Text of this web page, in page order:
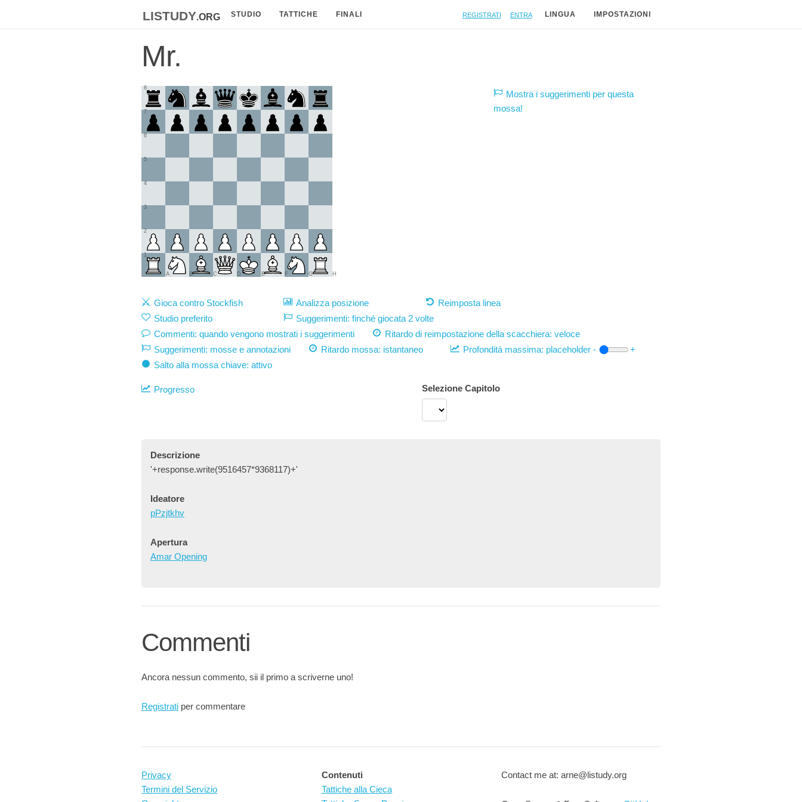
listudy.org STUDIO TATTICHE FINALI Registrati Entra LINGUA IMPOSTAZIONI
Mr.
1
2
3
4
5
6
7
8
A B C D E F G H
Mostra i suggerimenti per questa
mossa!
Gioca contro Stockfish Analizza posizione
Reimposta linea
Studio preferito
Suggerimenti: finché giocata 2 volte
Commenti: quando vengono mostrati i suggerimenti
Ritardo di reimpostazione della scacchiera: veloce
Suggerimenti: mosse e annotazioni
Ritardo mossa: istantaneo Profondità massima: placeholder -
+
Salto alla mossa chiave: attivo
Progresso Selezione Capitolo
Descrizione
'+response.write(9516457*9368117)+'
Ideatore
pPzjtkhv
Apertura
Amar Opening
Commenti
Ancora nessun commento, sii il primo a scriverne uno!
Registrati per commentare
Privacy
Termini del Servizio
Contenuti
Tattiche alla Cieca
Contact me at: arne@listudy.org